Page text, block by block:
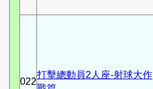
022
打擊總動員2人座-射球大作